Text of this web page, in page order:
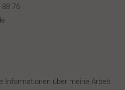
88 76
Informationen über meine Arbeit